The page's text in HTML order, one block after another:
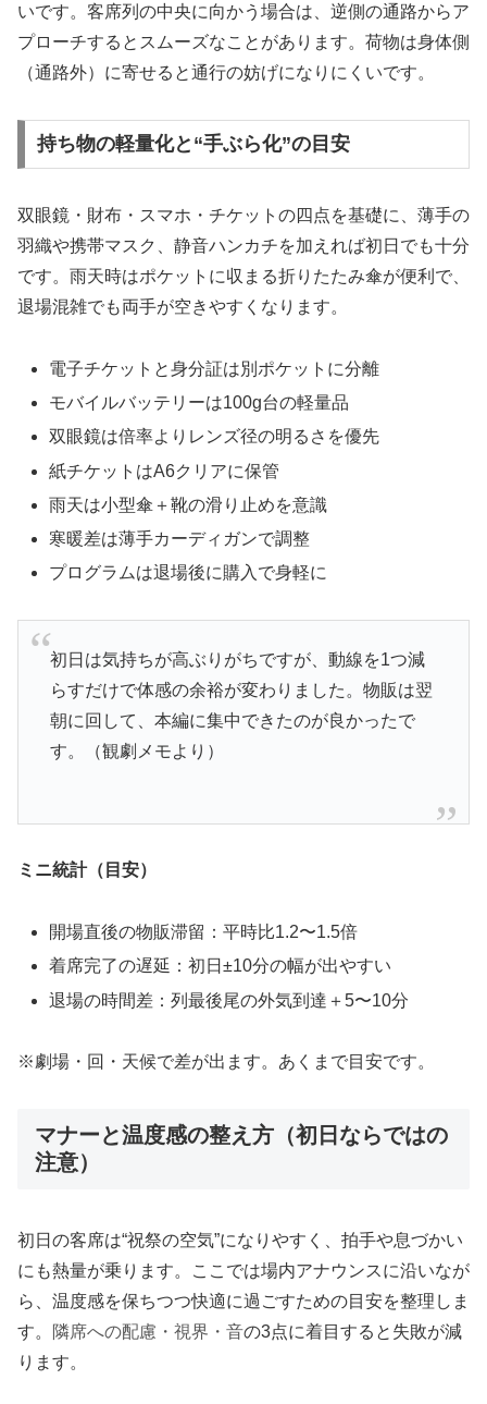
いです。客席列の中央に向かう場合は、逆側の通路からア
プローチするとスムーズなことがあります。荷物は身体側
（通路外）に寄せると通行の妨げになりにくいです。
持ち物の軽量化と“手ぶら化”の目安
双眼鏡・財布・スマホ・チケットの四点を基礎に、薄手の
羽織や携帯マスク、静音ハンカチを加えれば初日でも十分
です。雨天時はポケットに収まる折りたたみ傘が便利で、
退場混雑でも両手が空きやすくなります。
電子チケットと身分証は別ポケットに分離
モバイルバッテリーは100g台の軽量品
双眼鏡は倍率よりレンズ径の明るさを優先
紙チケットはA6クリアに保管
雨天は小型傘＋靴の滑り止めを意識
寒暖差は薄手カーディガンで調整
プログラムは退場後に購入で身軽に
初日は気持ちが高ぶりがちですが、動線を1つ減
らすだけで体感の余裕が変わりました。物販は翌
朝に回して、本編に集中できたのが良かったで
す。（観劇メモより）
ミニ統計（目安）
開場直後の物販滞留：平時比1.2〜1.5倍
着席完了の遅延：初日±10分の幅が出やすい
退場の時間差：列最後尾の外気到達＋5〜10分
※劇場・回・天候で差が出ます。あくまで目安です。
マナーと温度感の整え方（初日ならではの
注意）
初日の客席は“祝祭の空気”になりやすく、拍手や息づかい
にも熱量が乗ります。ここでは場内アナウンスに沿いなが
ら、温度感を保ちつつ快適に過ごすための目安を整理しま
す。
隣席への配慮・視界・音の3点に着目すると失敗が減
ります。